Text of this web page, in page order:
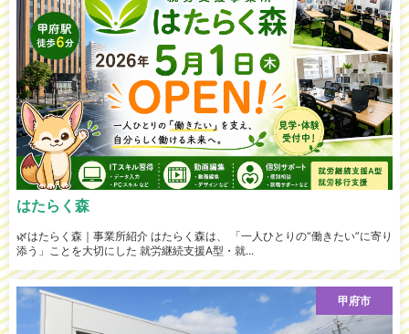
はたらく森
🌿はたらく森｜事業所紹介 はたらく森は、 「一人ひとりの“働きたい”に寄り
添う」ことを大切にした 就労継続支援A型・就...
甲府市